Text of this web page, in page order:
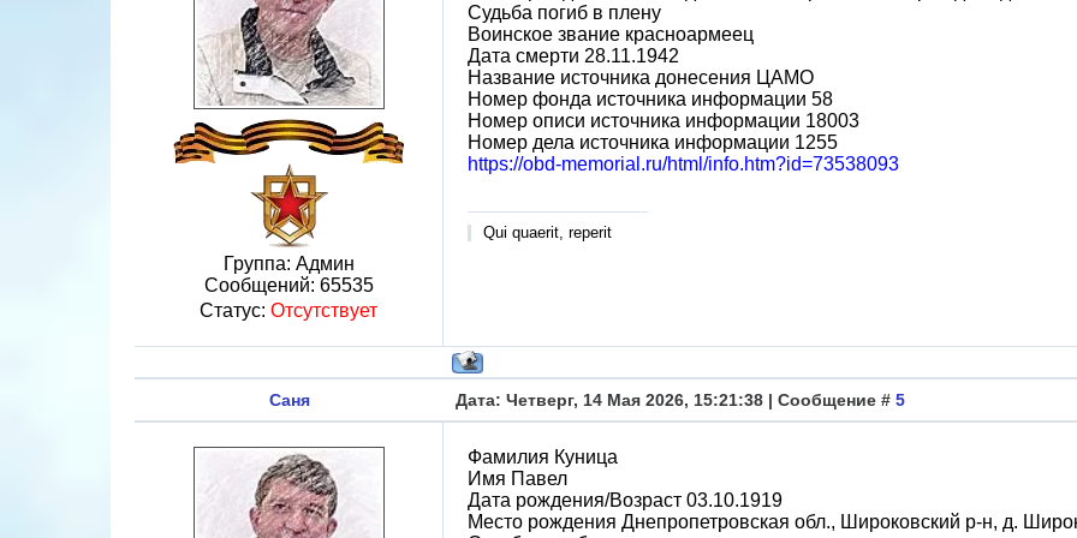
Группа: Админ
Сообщений: 65535
Статус: Отсутствует
Судьба погиб в плену
Воинское звание красноармеец
Дата смерти 28.11.1942
Название источника донесения ЦАМО
Номер фонда источника информации 58
Номер описи источника информации 18003
Номер дела источника информации 1255
https://obd-memorial.ru/html/info.htm?id=73538093
Qui quaerit, reperit
Саня Дата: Четверг, 14 Мая 2026, 15:21:38 | Сообщение # 5
Фамилия Куница
Имя Павел
Дата рождения/Возраст 03.10.1919
Место рождения Днепропетровская обл., Широковский р-н, д.